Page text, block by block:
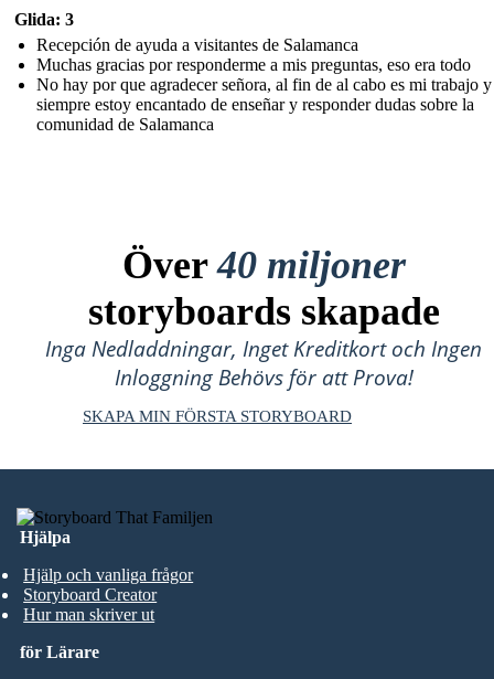
Glida: 3
Recepción de ayuda a visitantes de Salamanca
Muchas gracias por responderme a mis preguntas, eso era todo
No hay por que agradecer señora, al fin de al cabo es mi trabajo y
siempre estoy encantado de enseñar y responder dudas sobre la
comunidad de Salamanca
Över40 miljoner
storyboards skapade
Inga Nedladdningar, Inget Kreditkort och Ingen
Inloggning Behövs för att Prova!
SKAPA MIN FÖRSTA STORYBOARD
Hjälpa
Hjälp och vanliga frågor
Storyboard Creator
Hur man skriver ut
för Lärare